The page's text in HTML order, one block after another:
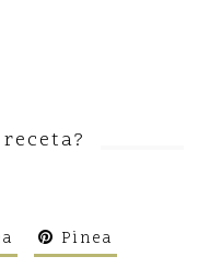
Pinea